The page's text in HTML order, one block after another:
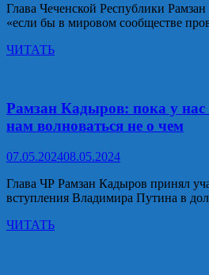
Глава Чеченской Республики
«если бы в мировом сообществе
Рамзан
сообщество
бы
Владимира
Путина
ЧИТАТЬ
Рамзан Кадыров: пока у нас
нам волноваться не о чем
07.05.202408.05.2024
Глава ЧР Рамзан Кадыров принял
вступления Владимира Путина в
Рамзан
ЧИТАТЬ